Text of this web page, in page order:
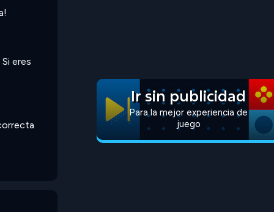
eres
Ir sin publicidad
Para la mejor experiencia de
juego